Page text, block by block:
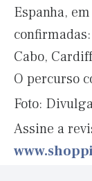
Espanha,
Cabo,
O percurso
Foto:
Assine a